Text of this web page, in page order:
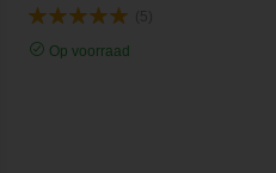
Op voorraad